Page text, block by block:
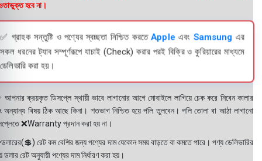
হবে না।
✅ গ্রাহক সন্তুষ্টি ও পণ্যের স্বচ্ছতা নিশ্চিত করতে Appleএবং Samsungএর
সকল ধরনের ট্যাব সম্পূর্ণরূপে যাচাই (Check) করার পরই বিক্রি ও কুরিয়ারের মাধ্যমে
ডেলিভারি করা হয়।
ক্রয়কৃত ডিসপ্লে স্থায়ী ভাবে লাগানোর আগে মোবাইলে লাগিয়ে চেক করে নিবেন কালার
অন্যান্য বিষয় ঠিক আছে কিনা। শতভাগ নিশ্চিত হয়ে পলি তুলবেন। পলি তোলা বা আঠা লাগানো
❌Warranty প্রদান করা হয় না।
রেট কম বেশির জন্য পণ্যের দাম যেকোন সময় বাড়তে বা কমতে পারে। পণ্য ডেলিভারির
ডলার রেট অনুযায়ী পণ্যের দাম নির্ধারণ করা হয়।